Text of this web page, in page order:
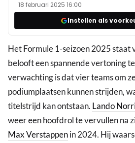
18 februari 2025 16:00
Instellen als
Het Formule 1-seizoen 2025 staat
belooft een spannende vertoning
verwachting is dat vier teams om
podiumplaatsen kunnen strijden,
titelstrijd kan ontstaan. Lando
weer een hoofdrol te vervullen na
Max Verstappenin 2024. Hij